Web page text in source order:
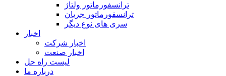
ترانسفورماتور ولتاژ
ترانسفورماتور جریان
سری های نوع دیگر
اخبار
اخبار شرکت
اخبار صنعت
لیست راه حل
درباره ما